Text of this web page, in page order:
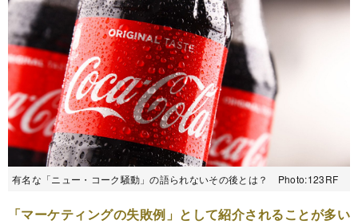
有名な「ニュー・コーク騒動」の語られないその後とは？ Photo:123RF
「マーケティングの失敗例」として紹介されることが多い